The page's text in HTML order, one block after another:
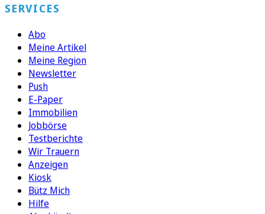
SERVICES
Abo
Meine Artikel
Meine Region
Newsletter
Push
E-Paper
Immobilien
Jobbörse
Testberichte
Wir Trauern
Anzeigen
Kiosk
Bütz Mich
Hilfe